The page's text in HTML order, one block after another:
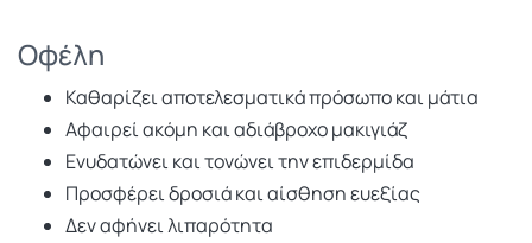
Οφέλη
Καθαρίζει αποτελεσματικά πρόσωπο και μάτια
Αφαιρεί ακόμη και αδιάβροχο μακιγιάζ
Ενυδατώνει και τονώνει την επιδερμίδα
Προσφέρει δροσιά και αίσθηση ευεξίας
Δεν αφήνει λιπαρότητα